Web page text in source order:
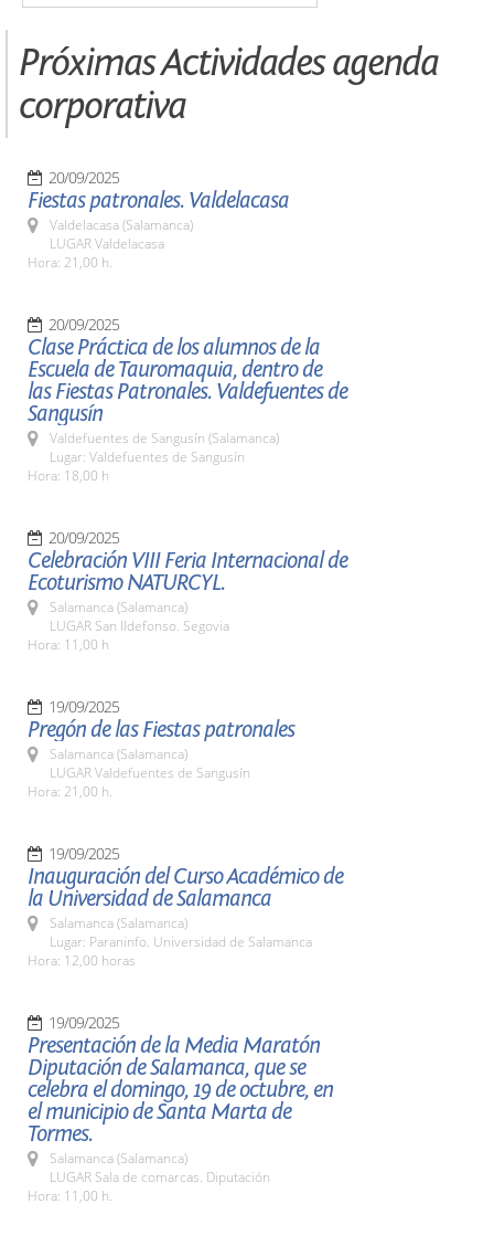
Próximas Actividades agenda
corporativa
20/09/2025
Fiestas patronales. Valdelacasa
Valdelacasa (Salamanca)
LUGAR Valdelacasa
Hora: 21,00 h.
20/09/2025
Clase Práctica de los alumnos de la
Escuela de Tauromaquia, dentro de
las Fiestas Patronales. Valdefuentes de
Sangusín
Valdefuentes de Sangusín (Salamanca)
Lugar: Valdefuentes de Sangusín
Hora: 18,00 h
20/09/2025
Celebración VIII Feria Internacional de
Ecoturismo NATURCYL.
Salamanca (Salamanca)
LUGAR San Ildefonso. Segovia
Hora: 11,00 h
19/09/2025
Pregón de las Fiestas patronales
Salamanca (Salamanca)
LUGAR Valdefuentes de Sangusín
Hora: 21,00 h.
19/09/2025
Inauguración del Curso Académico de
la Universidad de Salamanca
Salamanca (Salamanca)
Lugar: Paraninfo. Universidad de Salamanca
Hora: 12,00 horas
19/09/2025
Presentación de la Media Maratón
Diputación de Salamanca, que se
celebra el domingo, 19 de octubre, en
el municipio de Santa Marta de
Tormes.
Salamanca (Salamanca)
LUGAR Sala de comarcas. Diputación
Hora: 11,00 h.